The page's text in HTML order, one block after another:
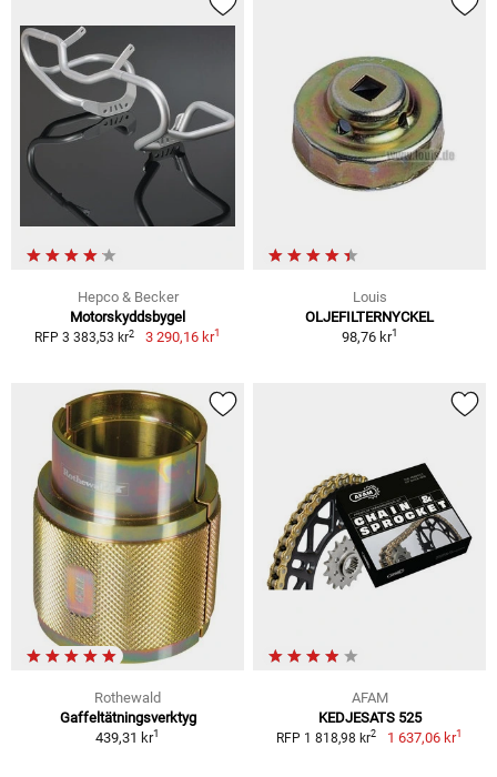
Hepco & Becker
Motorskyddsbygel
RFP 3 383,53 kr2 3 290,16 kr1
Louis
OLJEFILTERNYCKEL
98,76 kr1
Rothewald
Gaffeltätningsverktyg
439,31 kr1
AFAM
KEDJESATS 525
RFP 1 818,98 kr2 1 637,06 kr1